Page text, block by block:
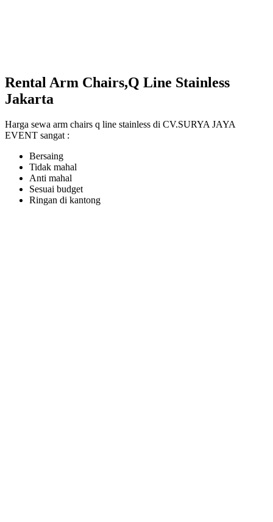
Rental Arm Chairs,Q Line Stainless
Jakarta
Harga sewa arm chairs q line stainless di CV.SURYA JAYA
EVENT sangat :
Bersaing
Tidak mahal
Anti mahal
Sesuai budget
Ringan di kantong